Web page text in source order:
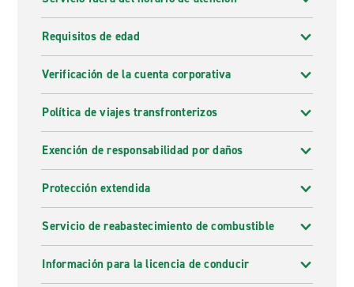
Requisitos de edad
Verificación de la cuenta corporativa
Política de viajes transfronterizos
Exención de responsabilidad por daños
Protección extendida
Servicio de reabastecimiento de combustible
Información para la licencia de conducir